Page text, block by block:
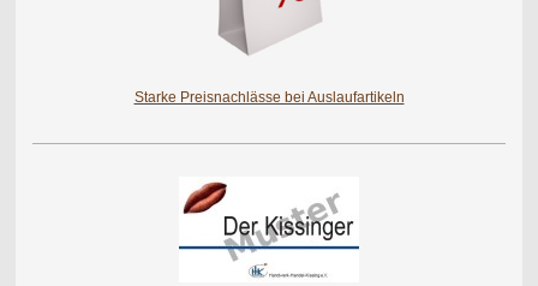
Starke Preisnachlässe bei Auslaufartikeln